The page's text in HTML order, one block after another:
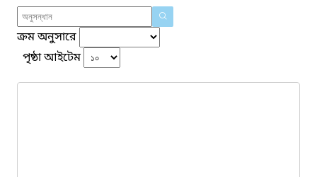
ক্রম অনুসারে
পৃষ্ঠা আইটেম